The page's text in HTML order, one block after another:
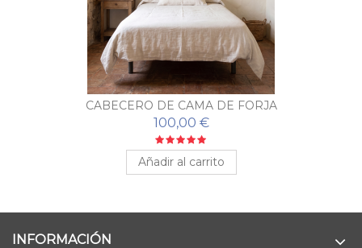
CABECERO DE CAMA DE FORJA
100,00 €
Añadir al carrito
INFORMACIÓN